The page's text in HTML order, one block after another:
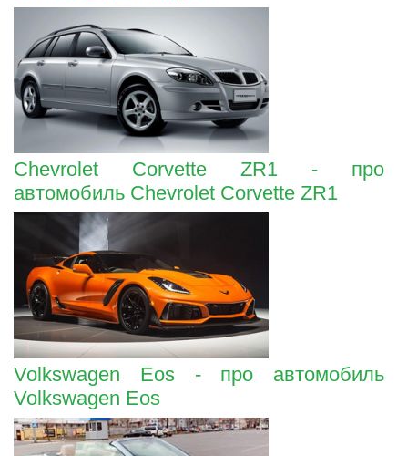
Chevrolet Corvette ZR1 - про
автомобиль Chevrolet Corvette ZR1
Volkswagen Eos - про автомобиль
Volkswagen Eos